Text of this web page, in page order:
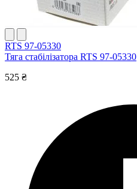
RTS 97-05330
Тяга стабілізатора RTS 97-05330
525 ₴